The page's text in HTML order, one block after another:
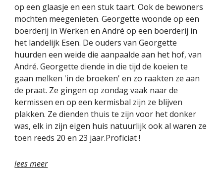
op een glaasje en een stuk taart. Ook de bewoners
mochten meegenieten. Georgette woonde op een
boerderij in Werken en André op een boerderij in
het landelijk Esen. De ouders van Georgette
huurden een weide die aanpaalde aan het hof, van
André. Georgette diende in die tijd de koeien te
gaan melken 'in de broeken' en zo raakten ze aan
de praat. Ze gingen op zondag vaak naar de
kermissen en op een kermisbal zijn ze blijven
plakken. Ze dienden thuis te zijn voor het donker
was, elk in zijn eigen huis natuurlijk ook al waren ze
toen reeds 20 en 23 jaar.Proficiat !
lees meer